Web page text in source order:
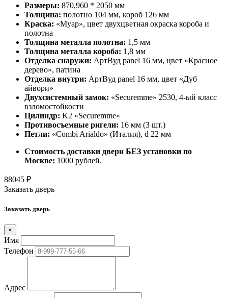
Размеры: 870,960 * 2050 мм
Толщина: полотно 104 мм, короб 126 мм
Краска: «Муар», цвет двухцветная окраска короба и
полотна
Толщина металла полотна: 1,5 мм
Толщина металла короба: 1,8 мм
Отделка снаружи: АртВуд panel 16 мм, цвет «Красное
дерево», патина
Отделка внутри: АртВуд panel 16 мм, цвет «Дуб
айвори»
Двухсистемный замок: «Securemme» 2530, 4-ый класс
взломостойкости
Цилиндр: K2 «Securemme»
Противосъемные ригели: 16 мм (3 шт.)
Петли: «Combi Arialdo» (Италия), d 22 мм
Стоимость доставки двери БЕЗ установки по
Москве: 1000 рублей.
88045 ₽
Заказать дверь
Заказать дверь
×
Имя
Телефон
Адрес